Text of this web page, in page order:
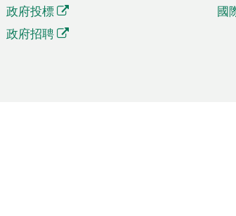
政府投標
政府招聘
國